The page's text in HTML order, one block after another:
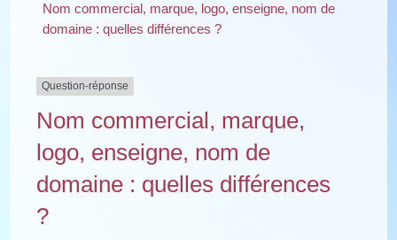
Nom commercial, marque, logo, enseigne, nom de
domaine : quelles différences ?
Question-réponse
Nom commercial, marque,
logo, enseigne, nom de
domaine : quelles différences
?